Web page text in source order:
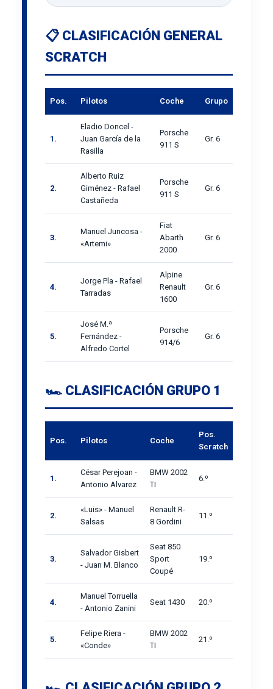
📋 CLASIFICACIÓN GENERAL
SCRATCH
Pos. Pilotos Coche Grupo
1.
Eladio Doncel -
Juan García de la
Rasilla
Porsche
911 S
Gr. 6
2.
Alberto Ruiz
Giménez - Rafael
Castañeda
Porsche
911 S
Gr. 6
3.
Manuel Juncosa -
«Artemi»
Fiat
Abarth
2000
Gr. 6
4.
Jorge Pla - Rafael
Tarradas
Alpine
Renault
1600
Gr. 6
5.
José M.ª
Fernández -
Alfredo Cortel
Porsche
914/6
Gr. 6
🏎️ CLASIFICACIÓN GRUPO 1
Pos. Pilotos Coche
Pos.
Scratch
1.
César Perejoan -
Antonio Alvarez
BMW 2002
TI
6.º
2.
«Luis» - Manuel
Salsas
Renault R-
8 Gordini
11.º
3.
Salvador Gisbert
- Juan M. Blanco
Seat 850
Sport
Coupé
19.º
4.
Manuel Torruella
- Antonio Zanini
Seat 1430 20.º
5.
Felipe Riera -
«Conde»
BMW 2002
TI
21.º